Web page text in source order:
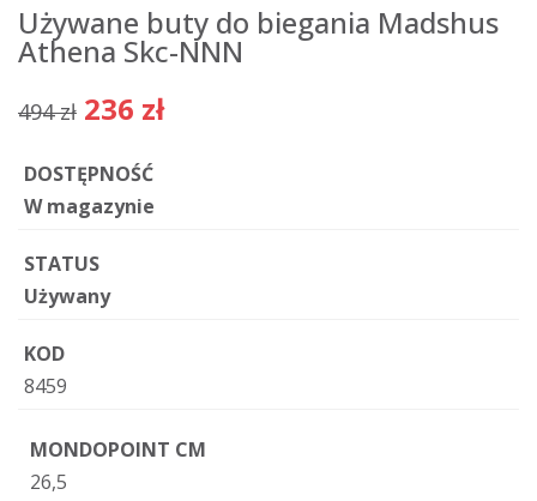
Używane buty do biegania Madshus
Athena Skc-NNN
494 zł 236 zł
DOSTĘPNOŚĆ
W magazynie
STATUS
Używany
KOD
8459
MONDOPOINT CM
26,5